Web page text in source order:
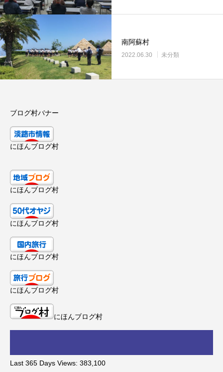
南阿蘇村
2022.06.30 未分類
ブログ村バナー
にほんブログ村
にほんブログ村
にほんブログ村
にほんブログ村
にほんブログ村
にほんブログ村
Last 365 Days Views: 383,100